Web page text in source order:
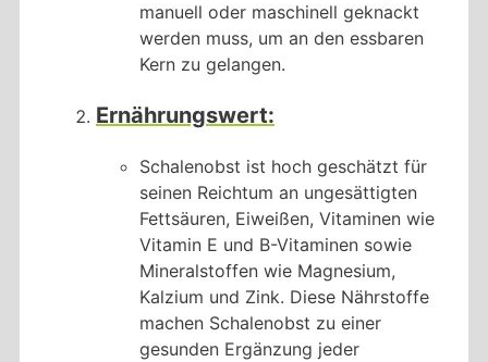
manuell oder maschinell geknackt
werden muss, um an den essbaren
Kern zu gelangen.
Ernährungswert:
Schalenobst ist hoch geschätzt für
seinen Reichtum an ungesättigten
Fettsäuren, Eiweißen, Vitaminen wie
Vitamin E und B-Vitaminen sowie
Mineralstoffen wie Magnesium,
Kalzium und Zink. Diese Nährstoffe
machen Schalenobst zu einer
gesunden Ergänzung jeder